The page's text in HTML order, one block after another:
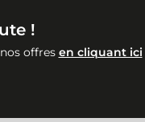
!
offres en cliquant ici